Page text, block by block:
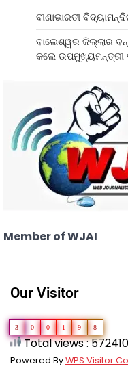
ବୀଣାଭାରତୀ
ବାଲେଶ୍ୱର ଜିଲ୍ଲାର
କଲେ ଉପମୁଖ୍ୟମନ୍ତ୍ରୀ
Member of WJAI
Our Visitor
3 0 0 1 9 8
Total views : 572410
Powered ByWPS Visitor